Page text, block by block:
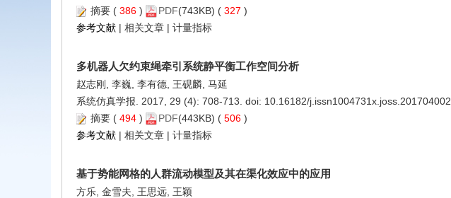
摘要 ( 386 ) PDF(743KB) ( 327 )
参考文献 | 相关文章 | 计量指标
多机器人欠约束绳牵引系统静平衡工作空间分析
赵志刚, 李巍, 李有德, 王砚麟, 马延
系统仿真学报. 2017, 29 (4): 708-713. doi: 10.16182/j.issn1004731x.joss.201704002
摘要 ( 494 ) PDF(443KB) ( 506 )
参考文献 | 相关文章 | 计量指标
基于势能网格的人群流动模型及其在渠化效应中的应用
方乐, 金雪夫, 王思远, 王颖